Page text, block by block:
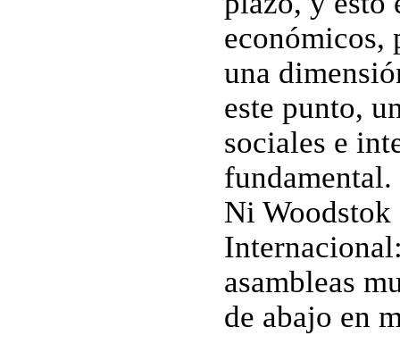
económicos,
una
este punto,
sociales e
fundamental.
Ni
asambleas
de abajo en